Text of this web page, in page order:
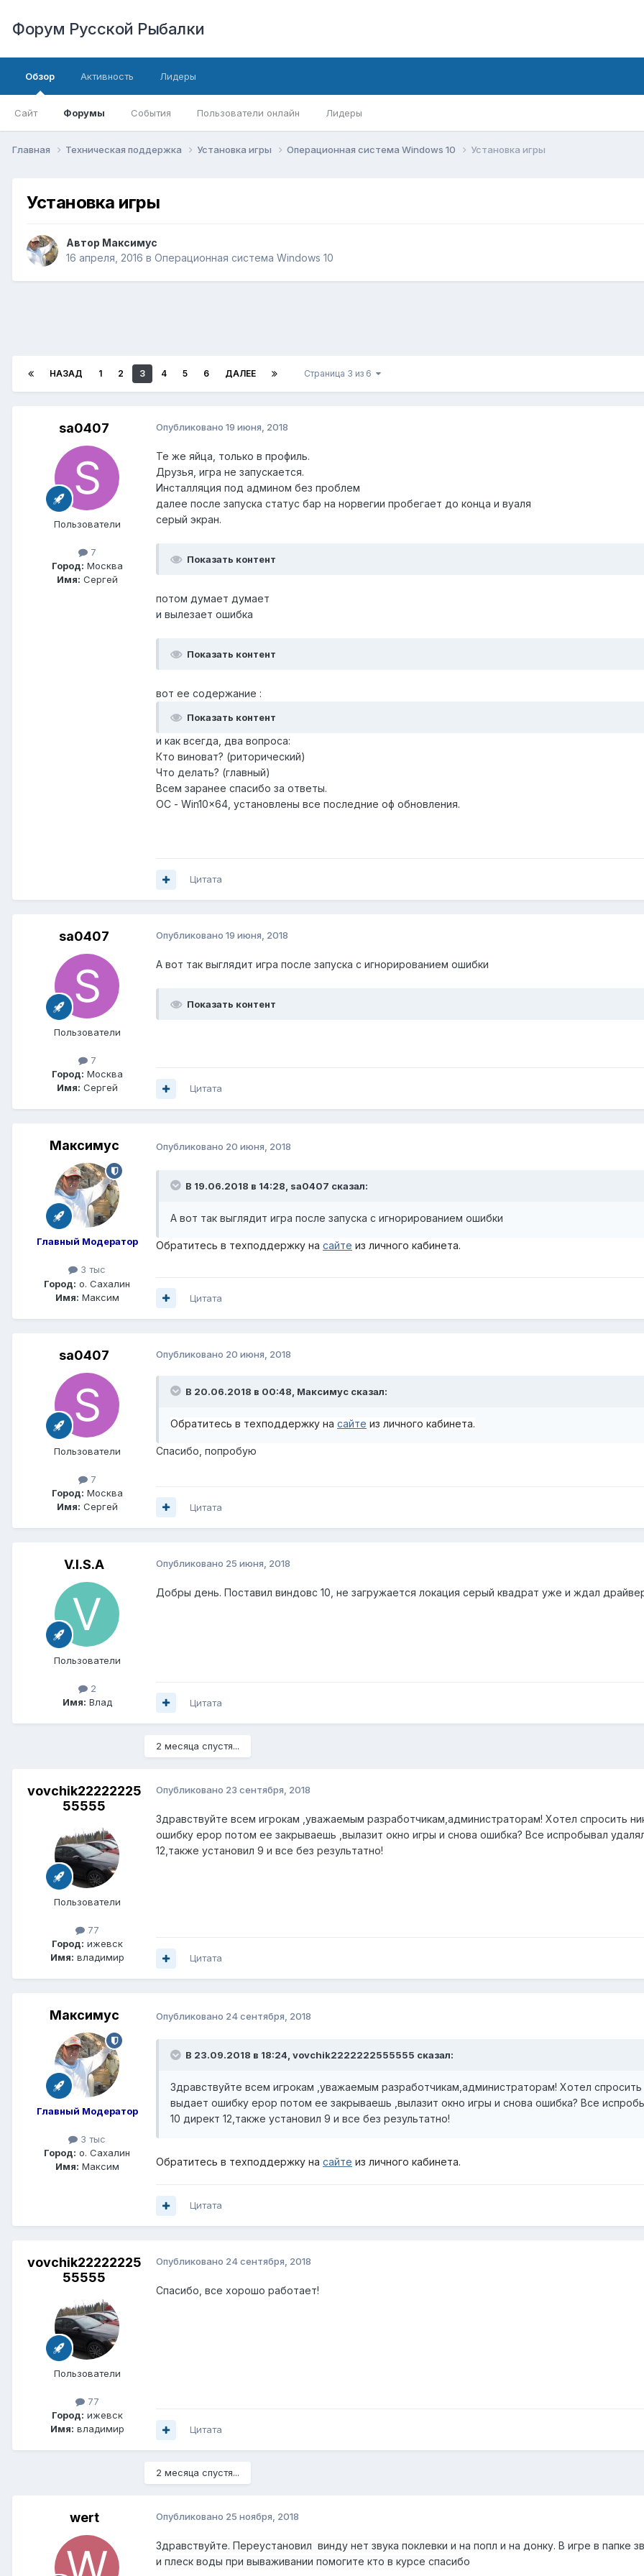
Форум Русской Рыбалки
Обзор
Сайт Форумы События Пользователи онлайн Лидеры
Активность Лидеры
Главная Техническая поддержка Установка игры Операционная система Windows 10 Установка игры
Установка игры
Автор Максимус
16 апреля, 2016 в Операционная система Windows 10
НАЗАД 1 2 3 4 5 6 ДАЛЕЕ Страница 3 из 6
sa0407
Пользователи
7
Город: Москва
Имя: Сергей
Опубликовано 19 июня, 2018
Те же яйца, только в профиль.
Друзья, игра не запускается.
Инсталляция под админом без проблем
далее после запуска статус бар на норвегии пробегает до конца и вуаля
серый экран.
Показать контент
потом думает думает
и вылезает ошибка
Показать контент
вот ее содержание :
Показать контент
и как всегда, два вопроса:
Кто виноват? (риторический)
Что делать? (главный)
Всем заранее спасибо за ответы.
ОС - Win10x64, установлены все последние оф обновления.
Цитата
sa0407
Пользователи
7
Город: Москва
Имя: Сергей
Опубликовано 19 июня, 2018
А вот так выглядит игра после запуска с игнорированием ошибки
Показать контент
Цитата
Максимус
Главный Модератор
3 тыс
Город: о. Сахалин
Имя: Максим
Опубликовано 20 июня, 2018
В 19.06.2018 в 14:28, sa0407 сказал:
А вот так выглядит игра после запуска с игнорированием ошибки
Обратитесь в техподдержку на сайте из личного кабинета.
Цитата
sa0407
Пользователи
7
Город: Москва
Имя: Сергей
Опубликовано 20 июня, 2018
В 20.06.2018 в 00:48, Максимус сказал:
Обратитесь в техподдержку на сайте из личного кабинета.
Спасибо, попробую
Цитата
V.I.S.A
Пользователи
2
Имя: Влад
Опубликовано 25 июня, 2018
Добры день. Поставил виндовс 10, не загружается локация серый квадрат уже и ждал
Цитата
2 месяца спустя...
vovchik22222225
55555
Пользователи
77
Город: ижевск
Имя: владимир
Опубликовано 23 сентября, 2018
Здравствуйте всем игрокам ,уважаемым разработчикам,администраторам! Хотел спросить
ошибку ерор потом ее закрываешь ,вылазит окно игры и снова ошибка? Все испробывал
12,также установил 9 и все без результатно!
Цитата
Максимус
Главный Модератор
3 тыс
Город: о. Сахалин
Имя: Максим
Опубликовано 24 сентября, 2018
В 23.09.2018 в 18:24, vovchik2222222555555 сказал:
Здравствуйте всем игрокам ,уважаемым разработчикам,администраторам! Хотел
выдает ошибку ерор потом ее закрываешь ,вылазит окно игры и снова ошибка? Все
10 директ 12,также установил 9 и все без результатно!
Обратитесь в техподдержку на сайте из личного кабинета.
Цитата
vovchik22222225
55555
Пользователи
77
Город: ижевск
Имя: владимир
Опубликовано 24 сентября, 2018
Спасибо, все хорошо работает!
Цитата
2 месяца спустя...
wert Опубликовано 25 ноября, 2018
Здравствуйте. Переустановил винду нет звука поклевки и на попл и на донку. В игре в папке
и плеск воды при вываживании помогите кто в курсе спасибо